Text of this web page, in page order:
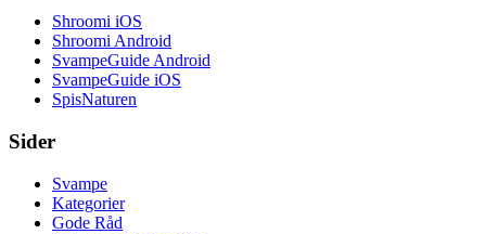
Shroomi iOS
Shroomi Android
SvampeGuide Android
SvampeGuide iOS
SpisNaturen
Sider
Svampe
Kategorier
Gode Råd